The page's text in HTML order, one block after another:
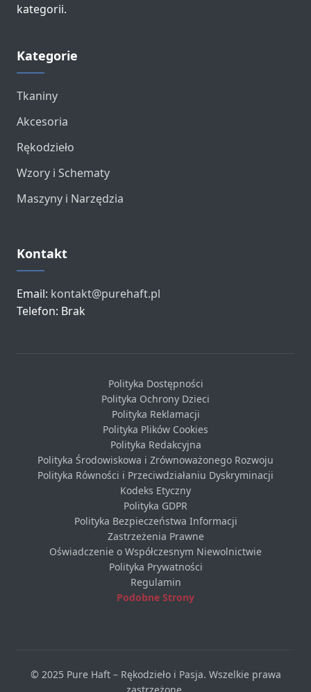
kategorii.
Kategorie
Tkaniny
Akcesoria
Rękodzieło
Wzory i Schematy
Maszyny i Narzędzia
Kontakt
Email: kontakt@purehaft.pl
Telefon: Brak
Polityka Dostępności
Polityka Ochrony Dzieci
Polityka Reklamacji
Polityka Plików Cookies
Polityka Redakcyjna
Polityka Środowiskowa i Zrównoważonego Rozwoju
Polityka Równości i Przeciwdziałaniu Dyskryminacji
Kodeks Etyczny
Polityka GDPR
Polityka Bezpieczeństwa Informacji
Zastrzeżenia Prawne
Oświadczenie o Współczesnym Niewolnictwie
Polityka Prywatności
Regulamin
Podobne Strony
© 2025 Pure Haft – Rękodzieło i Pasja. Wszelkie prawa